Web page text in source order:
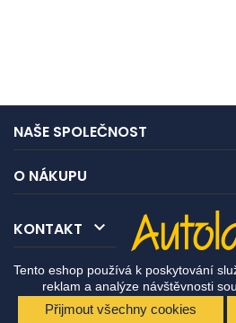
Tento eshop používá k poskytování
reklam a analýze návštěvnosti
Přijmout všechny cookies
NAŠE SPOLEČNOST
O NÁKUPU
KONTAKT 